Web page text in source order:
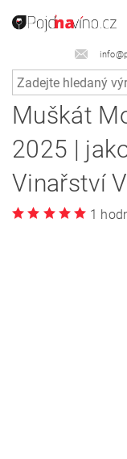
Muškát
2025 |
Vinařství
1